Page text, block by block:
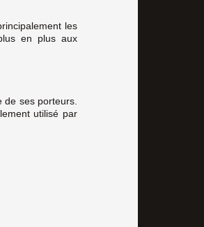
les
en plus aux
ses porteurs.
utilisé par